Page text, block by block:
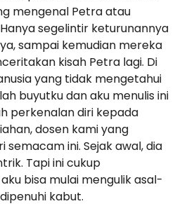
mengenal Petra atau
segelintir keturunannya
sampai kemudian mereka
kisah Petra lagi. Di
yang tidak mengetahui
buyutku dan aku menulis ini
perkenalan diri kepada
dosen kami yang
ini. Sejak awal, dia
Tapi ini cukup
bisa mulai mengulik asal-
kabut.